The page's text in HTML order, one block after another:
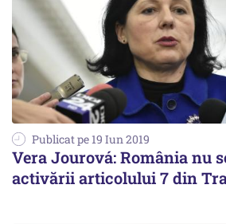
Publicat pe 19 Iun 2019
Vera Jourová: România nu
activării articolului 7 din